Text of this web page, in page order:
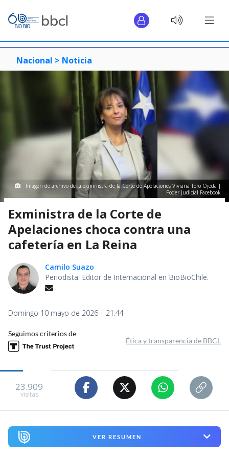
Nacional > Noticia
Imagen de archivo de la exministra de la Corte de Apelaciones Viviana Toro Ojeda |
Poder Judicial Facebook
Exministra de la Corte de
Apelaciones choca contra una
cafetería en La Reina
Camilo Suazo
Periodista. Editor de Internacional en BioBioChile.
Domingo 10 mayo de 2026 | 21:44
Seguimos criterios de
Ética y transparencia de BBCL
23.909
visitas
VER RESUMEN